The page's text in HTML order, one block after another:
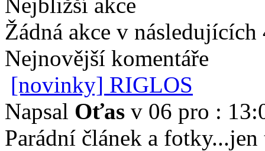
Žádná akce v
Nejnovější komentáře
[novinky] RIGLOS
Napsal Oťas v 06 pro :
Parádní článek a